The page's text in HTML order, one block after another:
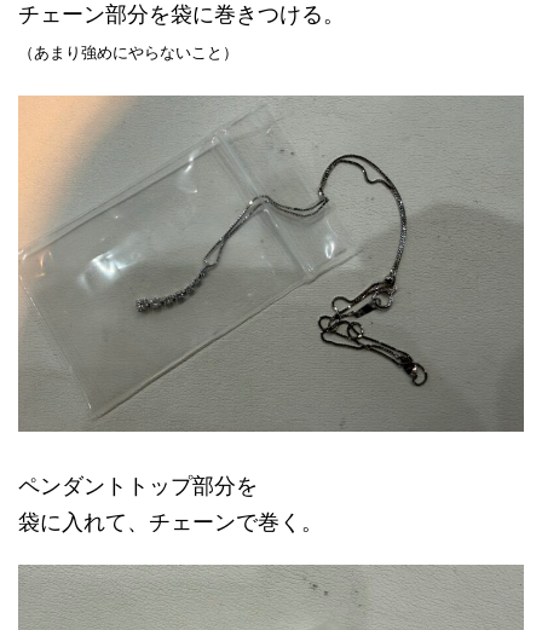
チェーン部分を袋に巻きつける。
（あまり強めにやらないこと）
ペンダントトップ部分を
袋に入れて、チェーンで巻く。